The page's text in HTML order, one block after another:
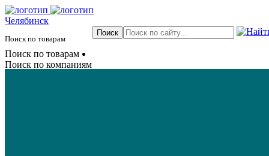
Челябинск
Поиск по товарам
Поиск по товарам
Поиск по компаниям